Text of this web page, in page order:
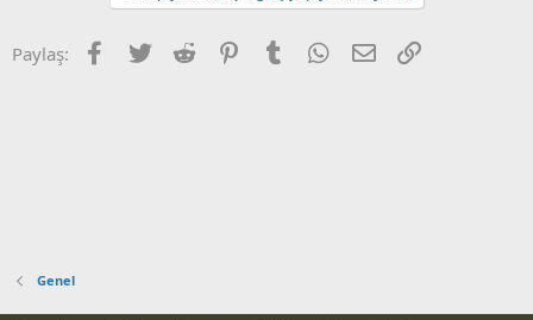
Paylaş: Facebook
Twitter Reddit PinterestTumblr WhatsApp
E-posta
Genel